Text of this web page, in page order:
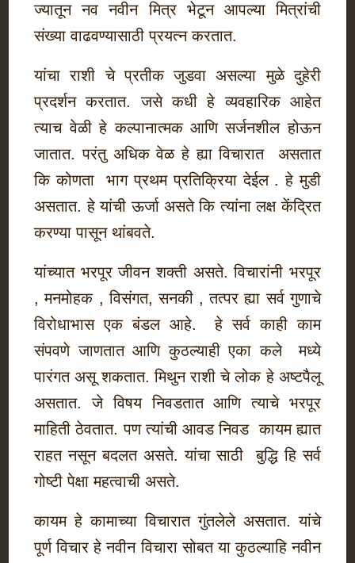
ज्यातून नव नवीन मित्र भेटून आपल्या मित्रांची
संख्या वाढवण्यासाठी प्रयत्न करतात.
यांचा राशी चे प्रतीक जुडवा असल्या मुळे दुहेरी
प्रदर्शन करतात. जसे कधी हे व्यवहारिक आहेत
त्याच वेळी हे कल्पानात्मक आणि सर्जनशील होऊन
जातात. परंतु अधिक वेळ हे ह्या विचारात असतात
कि कोणता भाग प्रथम प्रतिक्रिया देईल . हे मुडी
असतात. हे यांची ऊर्जा असते कि त्यांना लक्ष केंद्रित
करण्या पासून थांबवते.
यांच्यात भरपूर जीवन शक्ती असते. विचारांनी भरपूर
, मनमोहक , विसंगत, सनकी , तत्पर ह्या सर्व गुणाचे
विरोधाभास एक बंडल आहे. हे सर्व काही काम
संपवणे जाणतात आणि कुठल्याही एका कले मध्ये
पारंगत असू शकतात. मिथुन राशी चे लोक हे अष्टपैलू
असतात. जे विषय निवडतात आणि त्याचे भरपूर
माहिती ठेवतात. पण त्यांची आवड निवड कायम ह्यात
राहत नसून बदलत असते. यांचा साठी बुद्धि हि सर्व
गोष्टी पेक्षा महत्वाची असते.
कायम हे कामाच्या विचारात गुंतलेले असतात. यांचे
पूर्ण विचार हे नवीन विचारा सोबत या कुठल्याहि नवीन